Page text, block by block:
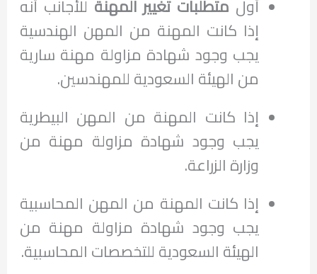
أول متطلبات تغيير المهنة للأجانب أنه
إذا كانت المهنة من المهن الهندسية
يجب وجود شهادة مزاولة مهنة سارية
من الهيئة السعودية للمهندسين.
إذا كانت المهنة من المهن البيطرية
يجب وجود شهادة مزاولة مهنة من
وزارة الزراعة.
إذا كانت المهنة من المهن المحاسبية
يجب وجود شهادة مزاولة مهنة من
الهيئة السعودية للتخصصات المحاسبية.